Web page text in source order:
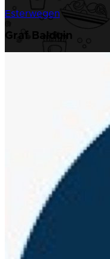
Esterwegen
Graf Balduin